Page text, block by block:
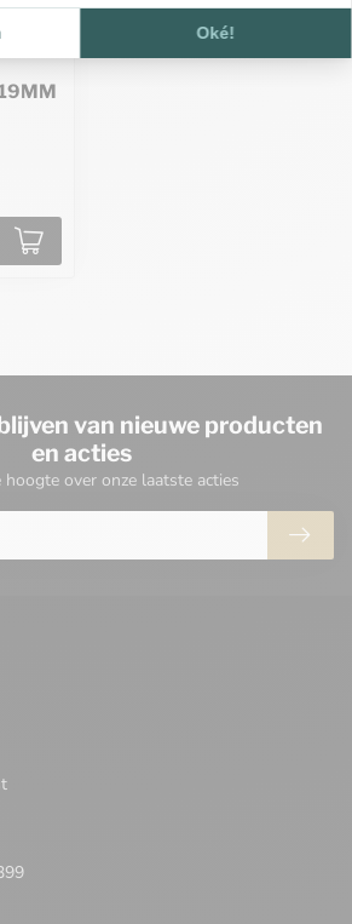
van nieuwe producten
en acties
over onze laatste acties